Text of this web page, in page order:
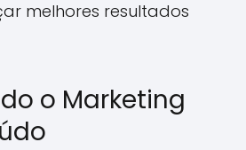
melhores resultados
o Marketing